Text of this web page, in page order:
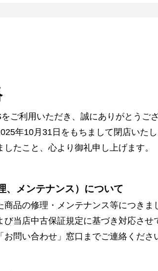
ご利用いただき、誠にありがとうござ
年10月31日をもちまして閉店いたし
たこと、心より御礼申し上げます。
、メンテナンス）について
品の修理・メンテナンス等につきま
当店中古保証規定に基づき対応させ
問い合わせ」窓口までご連絡くださ